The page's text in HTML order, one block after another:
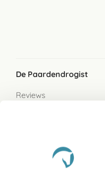
De Paardendrogist
Reviews